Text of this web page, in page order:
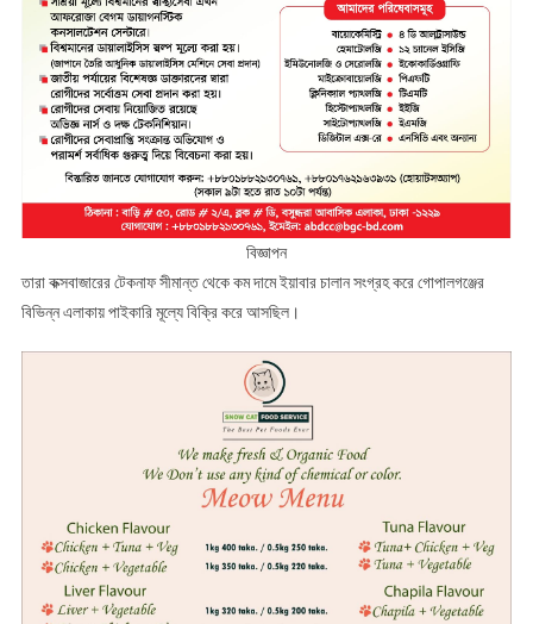
বিজ্ঞাপন
তারা কক্সবাজারের টেকনাফ সীমান্ত থেকে কম দামে ইয়াবার চালান সংগ্রহ করে গোপালগঞ্জের
বিভিন্ন এলাকায় পাইকারি মূল্যে বিক্রি করে আসছিল।